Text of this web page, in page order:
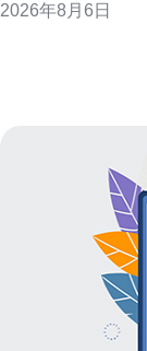
在合法合规前提下优化访问
2026年8月6日